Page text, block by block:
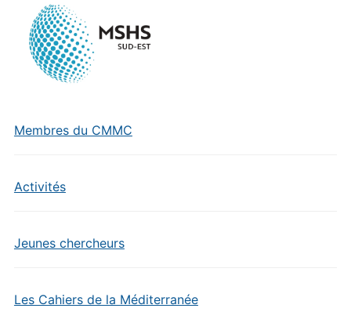
Membres du CMMC
Activités
Jeunes chercheurs
Les Cahiers de la Méditerranée